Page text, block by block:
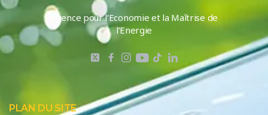
Agence pour l’Economie et la Maîtrise de
l’Energie
PLAN DU SITE